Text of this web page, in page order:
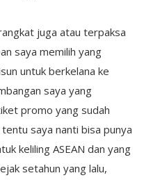
juga atau terpaksa
saya memilih yang
untuk berkelana ke
saya yang
promo yang sudah
saya nanti bisa punya
keliling ASEAN dan yang
setahun yang lalu,